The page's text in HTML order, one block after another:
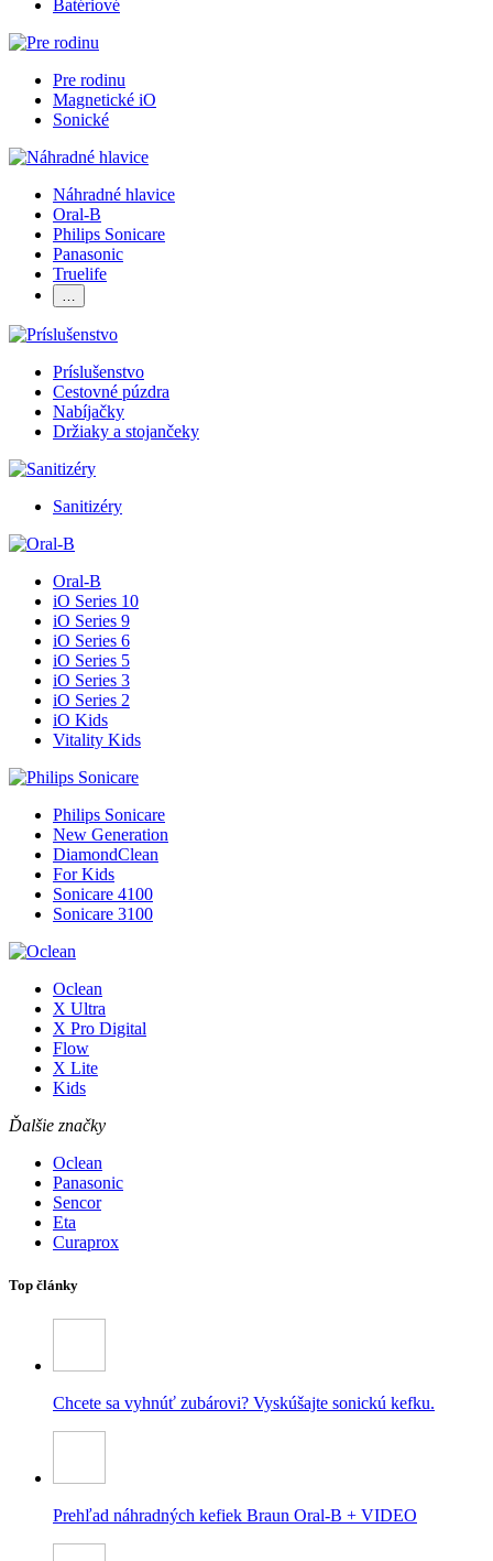
Batériové
Pre rodinu
Magnetické iO
Sonické
Náhradné hlavice
Oral-B
Philips Sonicare
Panasonic
Truelife
…
Príslušenstvo
Cestovné púzdra
Nabíjačky
Držiaky a stojančeky
Sanitizéry
Oral-B
iO Series 10
iO Series 9
iO Series 6
iO Series 5
iO Series 3
iO Series 2
iO Kids
Vitality Kids
Philips Sonicare
New Generation
DiamondClean
For Kids
Sonicare 4100
Sonicare 3100
Oclean
X Ultra
X Pro Digital
Flow
X Lite
Kids
Ďalšie značky
Oclean
Panasonic
Sencor
Eta
Curaprox
Top články
Chcete sa vyhnúť zubárovi? Vyskúšajte sonickú kefku.
Prehľad náhradných kefiek Braun Oral-B + VIDEO